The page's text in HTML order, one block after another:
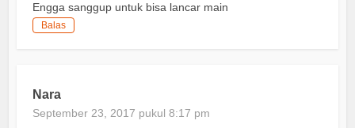
Engga sanggup untuk bisa lancar main
Balas
Nara
September 23, 2017 pukul 8:17 pm